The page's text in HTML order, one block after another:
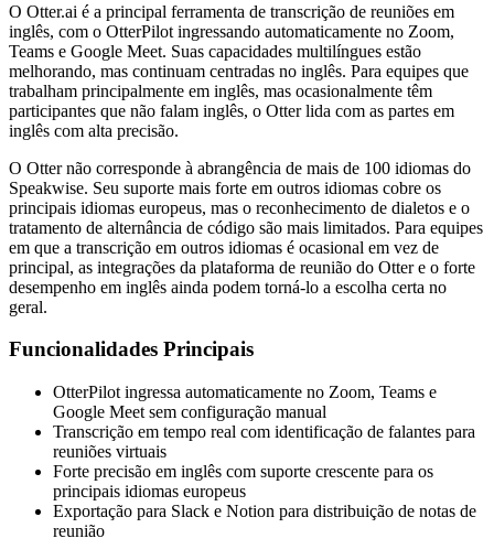
O Otter.ai é a principal ferramenta de transcrição de reuniões em
inglês, com o OtterPilot ingressando automaticamente no Zoom,
Teams e Google Meet. Suas capacidades multilíngues estão
melhorando, mas continuam centradas no inglês. Para equipes que
trabalham principalmente em inglês, mas ocasionalmente têm
participantes que não falam inglês, o Otter lida com as partes em
inglês com alta precisão.
O Otter não corresponde à abrangência de mais de 100 idiomas do
Speakwise. Seu suporte mais forte em outros idiomas cobre os
principais idiomas europeus, mas o reconhecimento de dialetos e o
tratamento de alternância de código são mais limitados. Para equipes
em que a transcrição em outros idiomas é ocasional em vez de
principal, as integrações da plataforma de reunião do Otter e o forte
desempenho em inglês ainda podem torná-lo a escolha certa no
geral.
Funcionalidades Principais
OtterPilot ingressa automaticamente no Zoom, Teams e
Google Meet sem configuração manual
Transcrição em tempo real com identificação de falantes para
reuniões virtuais
Forte precisão em inglês com suporte crescente para os
principais idiomas europeus
Exportação para Slack e Notion para distribuição de notas de
reunião